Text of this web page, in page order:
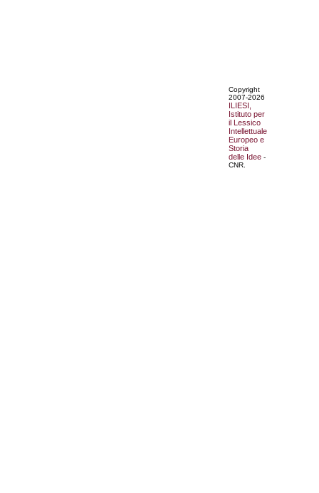
Copyright
2007-2026
ILIESI,
Istituto per
il Lessico
Intellettuale
Europeo e
Storia
delle Idee -
CNR.